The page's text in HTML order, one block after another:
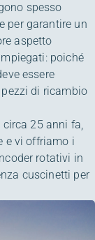
spesso
per garantire un
aspetto
poiché
essere
di ricambio
25 anni fa,
e vi offriamo i
rotativi in
cuscinetti per